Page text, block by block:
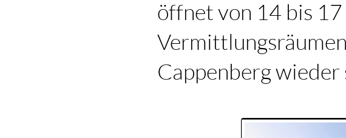
öffnet von 14 bis
Cappenberg wieder